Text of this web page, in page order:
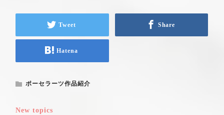
Tweet Share
Hatena
ポーセラーツ作品紹介
New topics